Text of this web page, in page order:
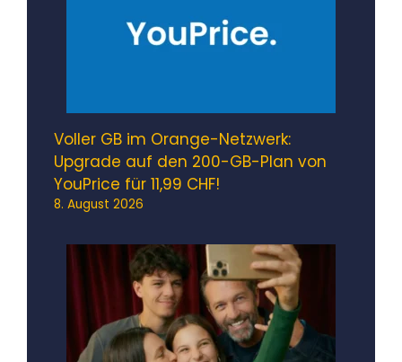
Voller GB im Orange-Netzwerk:
Upgrade auf den 200-GB-Plan von
YouPrice für 11,99 CHF!
8. August 2026